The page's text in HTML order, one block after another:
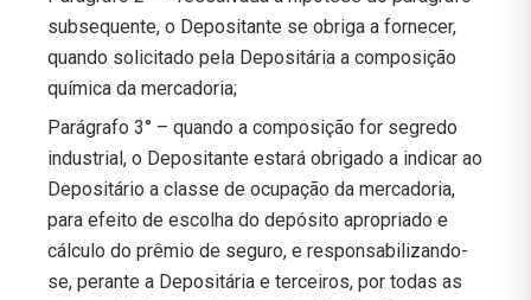
subsequente, o Depositante se obriga a fornecer,
quando solicitado pela Depositária a composição
química da mercadoria;
Parágrafo 3° – quando a composição for segredo
industrial, o Depositante estará obrigado a indicar ao
Depositário a classe de ocupação da mercadoria,
para efeito de escolha do depósito apropriado e
cálculo do prêmio de seguro, e responsabilizando-
se, perante a Depositária e terceiros, por todas as